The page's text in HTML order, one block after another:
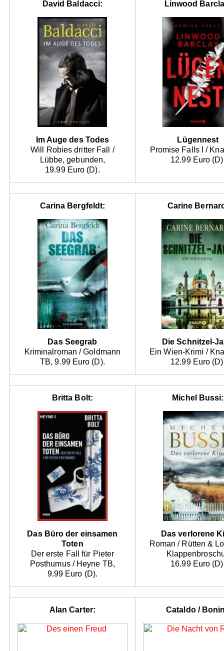
David Baldacci:
Im Auge des Todes
Will Robies dritter Fall /
Lübbe, gebunden,
19.99 Euro (D).
Linwood
Lügennest
Promise Falls I /
12.99 Euro
Carina Bergfeldt:
Das Seegrab
Kriminalroman / Goldmann
TB, 9.99 Euro (D).
Carine
Die Schnitzel-
Ein Wien-Krimi /
12.99 Euro
Britta Bolt:
Das Büro der einsamen
Toten
Der erste Fall für Pieter
Posthumus / Heyne TB,
9.99 Euro (D).
Michel Bussi:
Das verlorene
Roman / Rütten &
16.99 Euro
Alan Carter: Cataldo /